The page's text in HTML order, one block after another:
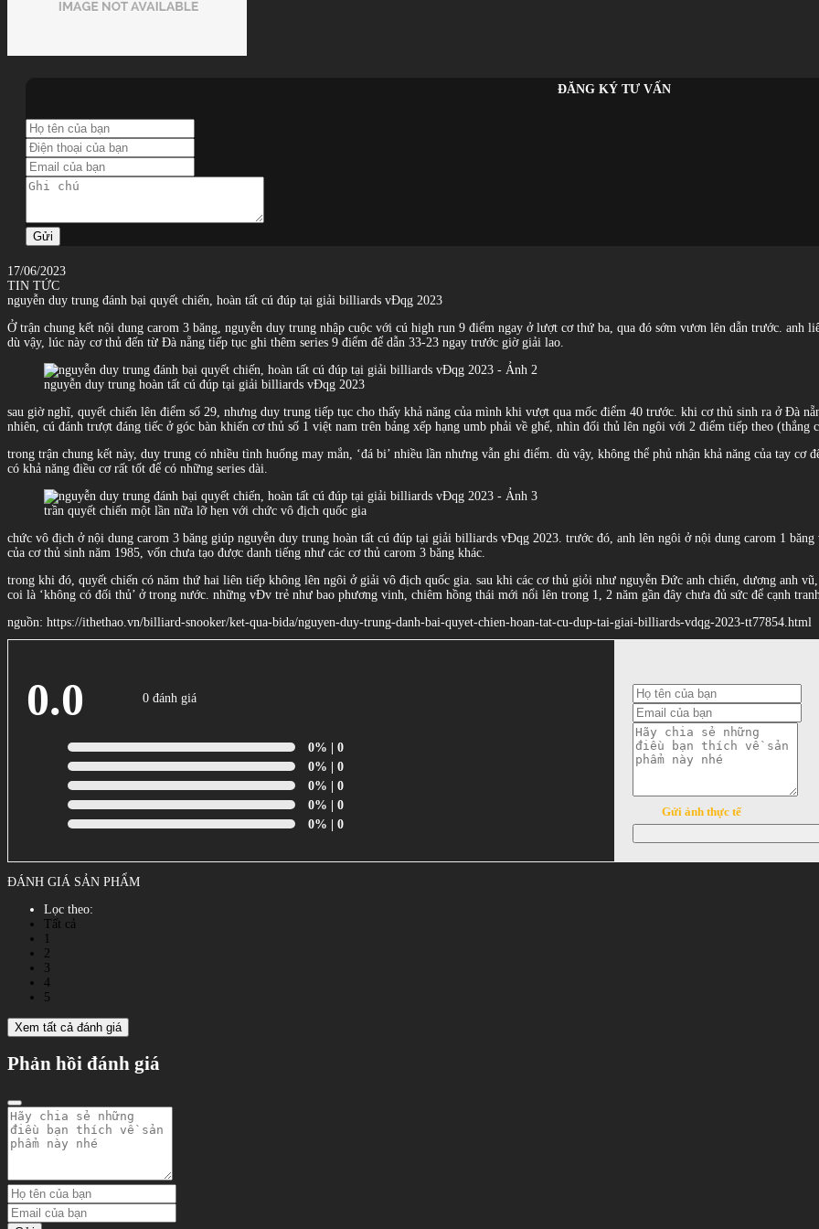
ĐĂNG KÝ TƯ VẤN
Gửi
17/06/2023
TIN TỨC
nguyễn duy trung đánh bại quyết chiến, hoàn tất cú đúp tại giải billiards vĐqg 2023
Ở trận chung kết nội dung carom 3 băng, nguyễn duy trung nhập cuộc với cú high run 9 điểm ngay ở lượt cơ thứ ba, qua đó sớm vươn lên dẫn trước. anh
dù vậy, lúc này cơ thủ đến từ Đà nẵng tiếp tục ghi thêm series 9 điểm để dẫn 33-23 ngay trước giờ giải lao.
nguyễn duy trung hoàn tất cú đúp tại giải billiards vĐqg 2023
sau giờ nghĩ, quyết chiến lên điểm số 29, nhưng duy trung tiếp tục cho thấy khả năng của mình khi vượt qua mốc điểm 40 trước. khi cơ thủ sinh ra ở Đà
nhiên, cú đánh trượt đáng tiếc ở góc bàn khiến cơ thủ số 1 việt nam trên bảng xếp hạng umb phải về ghế, nhìn đối thủ lên ngôi với 2 điểm tiếp theo (thắng
trong trận chung kết này, duy trung có nhiều tình huống may mắn, ‘đá bi’ nhiều lần nhưng vẫn ghi điểm. dù vậy, không thể phủ nhận khả năng của tay
có khả năng điều cơ rất tốt để có những series dài.
trần quyết chiến một lần nữa lỡ hẹn với chức vô địch quốc gia
chức vô địch ở nội dung carom 3 băng giúp nguyễn duy trung hoàn tất cú đúp tại giải billiards vĐqg 2023. trước đó, anh lên ngôi ở nội dung carom 1
của cơ thủ sinh năm 1985, vốn chưa tạo được danh tiếng như các cơ thủ carom 3 băng khác.
trong khi đó, quyết chiến có năm thứ hai liên tiếp không lên ngôi ở giải vô địch quốc gia. sau khi các cơ thủ giỏi như nguyễn Đức anh chiến, dương anh
coi là ‘không có đối thủ’ ở trong nước. những vĐv trẻ như bao phương vinh, chiêm hồng thái mới nổi lên trong 1, 2 năm gần đây chưa đủ sức để cạnh
nguồn: https://ithethao.vn/billiard-snooker/ket-qua-bida/nguyen-duy-trung-danh-bai-quyet-chien-hoan-tat-cu-dup-tai-giai-billiards-vdqg-2023-tt77854.html
0.0 0 đánh giá
0% | 0
0% | 0
0% | 0
0% | 0
0% | 0
Gửi ảnh thực tế
ĐÁNH GIÁ SẢN PHẨM
Lọc theo:
Tất cả
2
3
4
5
Xem tất cả đánh giá
Phản hồi đánh giá